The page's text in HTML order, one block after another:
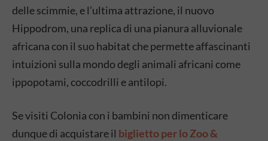
delle scimmie, e l’ultima attrazione, il nuovo
Hippodrom, una replica di una pianura alluvionale
africana con il suo habitat che permette affascinanti
intuizioni sulla mondo degli animali africani come
ippopotami, coccodrilli e antilopi.
Se visiti Colonia con i bambini non dimenticare
dunque di acquistare il biglietto per lo Zoo &